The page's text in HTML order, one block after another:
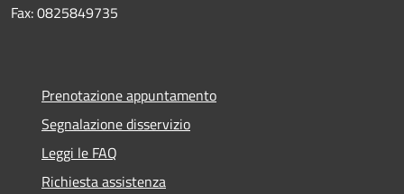
Fax: 0825849735
Prenotazione appuntamento
Segnalazione disservizio
Leggi le FAQ
Richiesta assistenza